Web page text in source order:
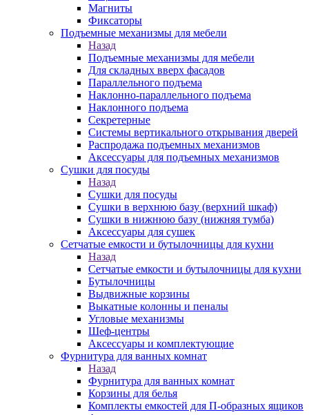
Магниты
Фиксаторы
Подъемные механизмы для мебели
Назад
Подъемные механизмы для мебели
Для складных вверх фасадов
Параллельного подъема
Наклонно-параллельного подъема
Наклонного подъема
Секретерные
Системы вертикального открывания дверей
Распродажа подъемных механизмов
Аксессуары для подъемных механизмов
Сушки для посуды
Назад
Сушки для посуды
Сушки в верхнюю базу (верхний шкаф)
Сушки в нижнюю базу (нижняя тумба)
Аксессуары для сушек
Сетчатые емкости и бутылочницы для кухни
Назад
Сетчатые емкости и бутылочницы для кухни
Бутылочницы
Выдвижные корзины
Выкатные колонны и пеналы
Угловые механизмы
Шеф-центры
Аксессуары и комплектующие
Фурнитура для ванных комнат
Назад
Фурнитура для ванных комнат
Корзины для белья
Комплекты емкостей для П-образных ящиков